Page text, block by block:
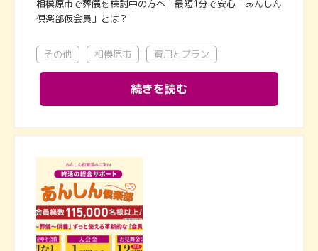
相模原市で葬儀を検討中の方へ｜最短1分で安心「あんしん
倶楽部仮会員」とは？
その他 相模原市 費用とプラン
続きを読む